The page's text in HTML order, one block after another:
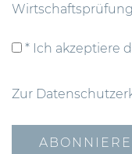
* Ich akzeptiere
Zur